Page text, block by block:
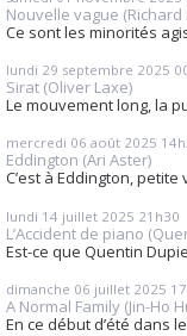
Nouvelle vague (Richard
Ce sont les minorités
lundi 29 septembre 2025
Sirat (Oliver Laxe)
Le mouvement long, la
mercredi 06 août 2025
Eddington (Ari Aster)
C’est à Eddington,
lundi 14 juillet 2025 21h30
L’Accident de piano
Est-ce que Quentin
dimanche 06 juillet 2025
A Normal Family (Jin-Ho
En ce début d’été dans